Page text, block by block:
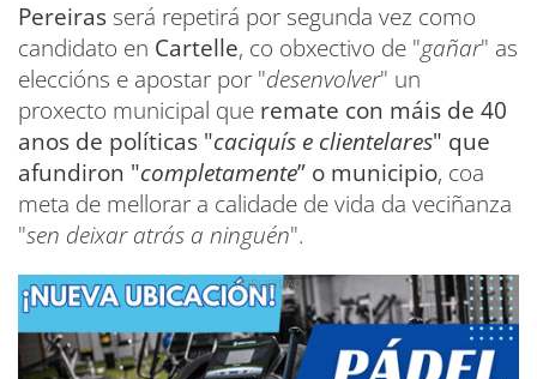
Pereiras será repetirá por segunda vez como
candidato en Cartelle, co obxectivo de "gañar" as
eleccións e apostar por "desenvolver" un
proxecto municipal que remate con máis de 40
anos de políticas "caciquís e clientelares" que
afundiron "completamente” o municipio, coa
meta de mellorar a calidade de vida da veciñanza
"sen deixar atrás a ninguén".